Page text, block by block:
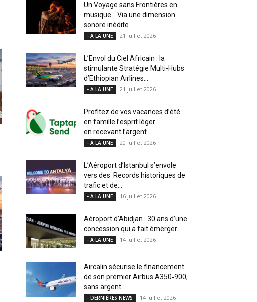
Un Voyage sans Frontières en
musique… Via une dimension
sonore inédite....
- A LA UNE 21 juillet 2026
L’Envol du Ciel Africain : la
stimulante Stratégie Multi-Hubs
d’Ethiopian Airlines...
- A LA UNE 21 juillet 2026
Profitez de vos vacances d’été
en famille l’esprit léger
en recevant l’argent...
- A LA UNE 20 juillet 2026
L’Aéroport d’Istanbul s’envole
vers des Records historiques de
trafic et de...
- A LA UNE 16 juillet 2026
Aéroport d’Abidjan : 30 ans d’une
concession qui a fait émerger...
- A LA UNE 14 juillet 2026
Aircalin sécurise le financement
de son premier Airbus A350‑900,
sans argent...
- DERNIÈRES NEWS 14 juillet 2026